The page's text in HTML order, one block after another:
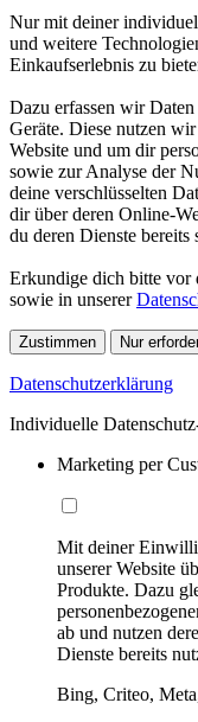
Nur mit deiner
und weitere
Einkaufserlebnis zu
Dazu erfassen wir
Geräte. Diese nutzen
Website und um dir
sowie zur Analyse der
deine verschlüsselten
dir über deren Online-
du deren Dienste bereits
Erkundige dich bitte vor
sowie in unserer
Zustimmen Nur
Datenschutzerklärung
Individuelle
Marketing per
Mit deiner
unserer Website
Produkte. Dazu
ab und nutzen
Dienste bereits
Bing, Criteo,